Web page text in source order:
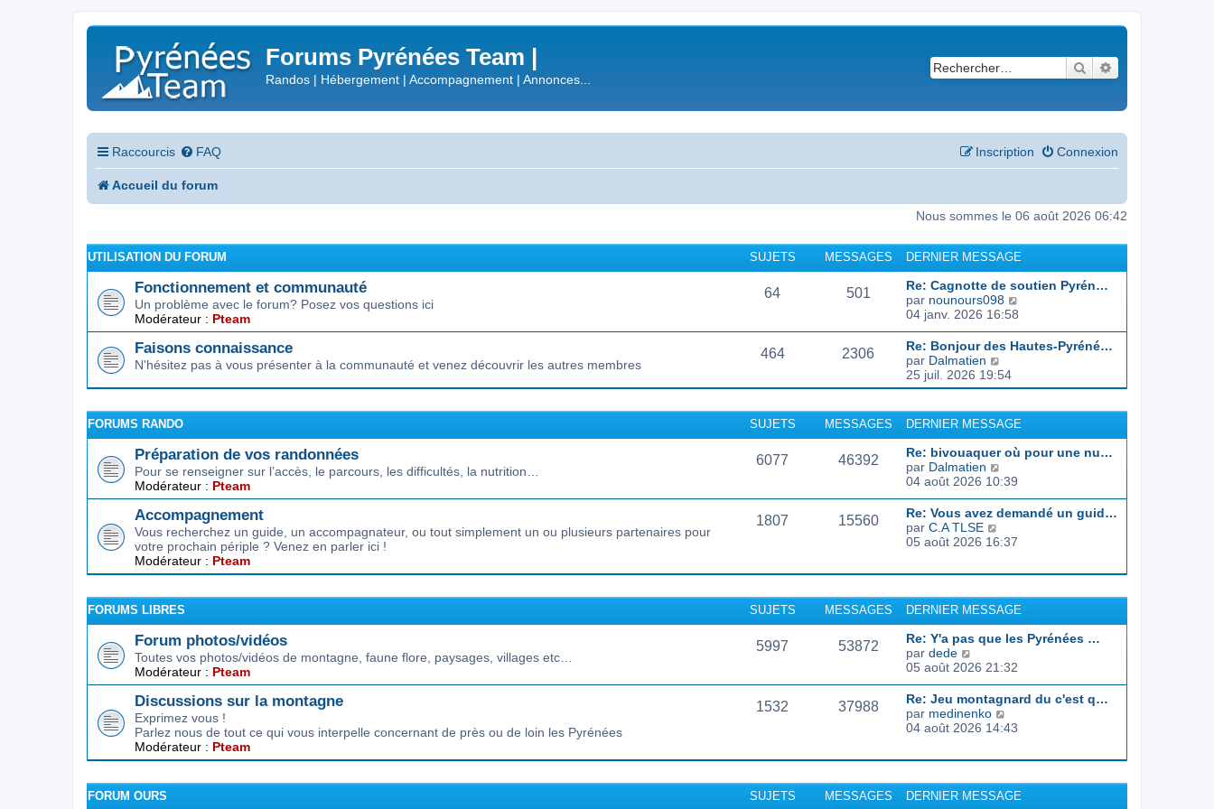
Forums Pyrénées Team |
Randos | Hébergement | Accompagnement | Annonces...
Rechercher
Raccourcis FAQ Connexion
Inscription
Accueil du forum
Nous sommes le 06 août 2026 06:42
UTILISATION DU FORUM SUJETS MESSAGES DERNIER MESSAGE
Fonctionnement et communauté
Un problème avec le forum? Posez vos questions ici
Modérateur : Pteam
64 501
Re: Cagnotte de soutien Pyrén…
par nounours098
s
t
r
l
e
d
n
i
e
s
a
e
04 janv. 2026 16:58
Faisons connaissance
N'hésitez pas à vous présenter à la communauté et venez découvrir les autres membres
464 2306
Re: Bonjour des Hautes-Pyréné…
par Dalmatien
o
n
u
l
e
r
l
e
d
r
i
r
e
s
e
25 juil. 2026 19:54
FORUMS RANDO SUJETS MESSAGES DERNIER MESSAGE
Préparation de vos randonnées
Pour se renseigner sur l’accès, le parcours, les difficultés, la nutrition…
Modérateur : Pteam
6077 46392
Re: bivouaquer où pour une nu…
par Dalmatien
o
s
l
l
e
d
e
n
i
e
r
m
a
g
04 août 2026 10:39
Accompagnement
Vous recherchez un guide, un accompagnateur, ou tout simplement un ou plusieurs partenaires pour
votre prochain périple ? Venez en parler ici !
Modérateur : Pteam
1807 15560
Re: Vous avez demandé un guid…
par C.A TLSE
o
l
t
e
r
e
d
e
r
n
e
m
e
05 août 2026 16:37
FORUMS LIBRES SUJETS MESSAGES DERNIER MESSAGE
Forum photos/vidéos
Toutes vos photos/vidéos de montagne, faune flore, paysages, villages etc…
Modérateur : Pteam
5997 53872
Re: Y'a pas que les Pyrénées …
par dede
o
s
u
l
l
e
05 août 2026 21:32
Discussions sur la montagne
Exprimez vous !
Parlez nous de tout ce qui vous interpelle concernant de près ou de loin les Pyrénées
Modérateur : Pteam
1532 37988
Re: Jeu montagnard du c'est q…
par medinenko
o
l
t
04 août 2026 14:43
FORUM OURS SUJETS MESSAGES DERNIER MESSAGE